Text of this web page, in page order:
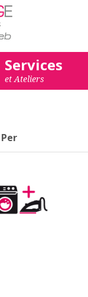
Services
et Ateliers
Per